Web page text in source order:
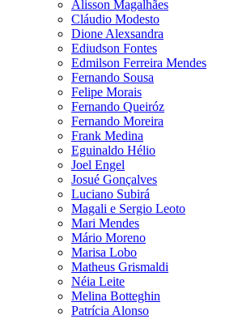
Alisson Magalhães
Cláudio Modesto
Dione Alexsandra
Ediudson Fontes
Edmilson Ferreira Mendes
Fernando Sousa
Felipe Morais
Fernando Queiróz
Fernando Moreira
Frank Medina
Eguinaldo Hélio
Joel Engel
Josué Gonçalves
Luciano Subirá
Magali e Sergio Leoto
Mari Mendes
Mário Moreno
Marisa Lobo
Matheus Grismaldi
Néia Leite
Melina Botteghin
Patrícia Alonso